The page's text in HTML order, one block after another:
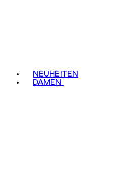
NEUHEITEN
DAMEN